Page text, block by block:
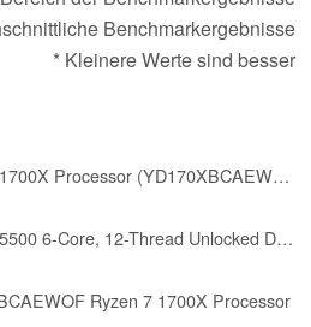
Benchmarkergebnisse
* Kleinere Werte sind besser
AMD Ryzen 7 1700X Processor (YD170XBCAEWOF) (Certified Refurbished)
AMD Ryzen 5 5500 6-Core, 12-Thread Unlocked Desktop Processor with Wraith Stealth Cooler
Ryzen 7 1700X Processor